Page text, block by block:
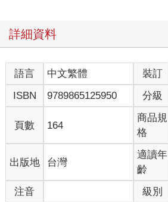
詳細資料
語言 中文繁體
裝訂
ISBN
9789865125950 分級
頁數 164
商品規
格
出版地 台灣
適讀年
齡
注音 級別